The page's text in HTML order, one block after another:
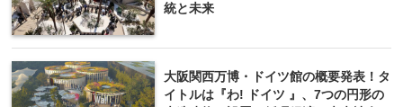
統と未来
大阪関西万博・ドイツ館の概要発表！タ
イトルは『わ! ドイツ 』、7つの円形の